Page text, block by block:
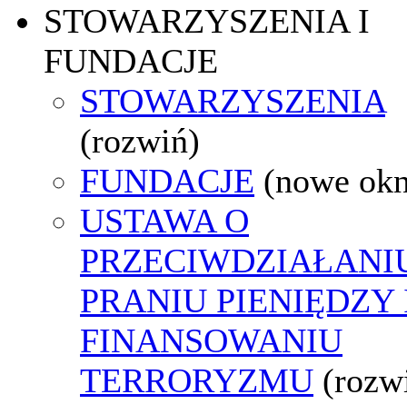
STOWARZYSZENIA I
FUNDACJE
STOWARZYSZENIA
(rozwiń)
FUNDACJE (nowe
USTAWA O
PRANIU PIENIĘDZY
FINANSOWANIU
TERRORYZMU